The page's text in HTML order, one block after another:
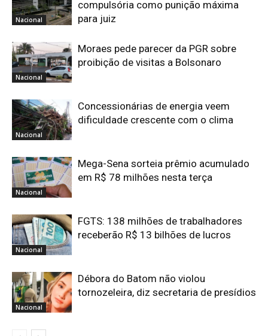
Nacional
compulsória como punição máxima
para juiz
Nacional
Moraes pede parecer da PGR sobre
proibição de visitas a Bolsonaro
Nacional
Concessionárias de energia veem
dificuldade crescente com o clima
Nacional
Mega-Sena sorteia prêmio acumulado
em R$ 78 milhões nesta terça
Nacional
FGTS: 138 milhões de trabalhadores
receberão R$ 13 bilhões de lucros
Nacional
Débora do Batom não violou
tornozeleira, diz secretaria de presídios